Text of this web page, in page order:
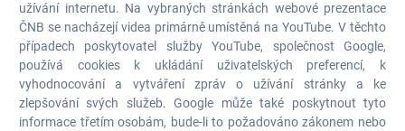
užívání internetu. Na vybraných stránkách webové prezentace
ČNB se nacházejí videa primárně umístěná na YouTube. V těchto
případech poskytovatel služby YouTube, společnost Google,
používá cookies k ukládání uživatelských preferencí, k
vyhodnocování a vytváření zpráv o užívání stránky a ke
zlepšování svých služeb. Google může také poskytnout tyto
informace třetím osobám, bude-li to požadováno zákonem nebo